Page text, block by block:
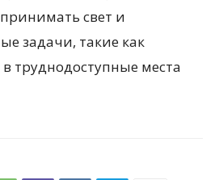
свет и
задачи, такие как
в труднодоступные места